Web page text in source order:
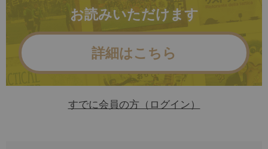
お読みいただけます
詳細はこちら
すでに会員の方（ログイン）